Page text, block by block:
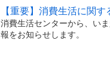
【重要】消費生活に関
消費生活センターから、い
報をお知らせします。